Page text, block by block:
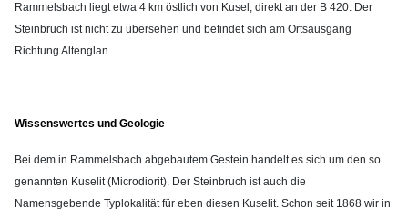
Rammelsbach liegt etwa 4 km östlich von Kusel, direkt an der B 420. Der
Steinbruch ist nicht zu übersehen und befindet sich am Ortsausgang
Richtung Altenglan.
Wissenswertes und Geologie
Bei dem in Rammelsbach abgebautem Gestein handelt es sich um den so
genannten Kuselit (Microdiorit). Der Steinbruch ist auch die
Namensgebende Typlokalität für eben diesen Kuselit. Schon seit 1868 wir in